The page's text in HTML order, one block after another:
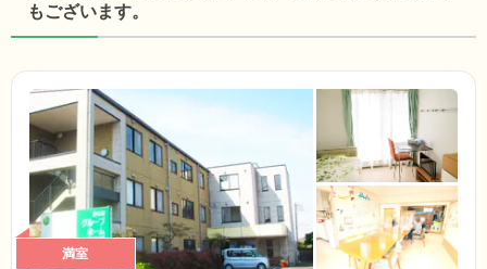
もございます。
満室